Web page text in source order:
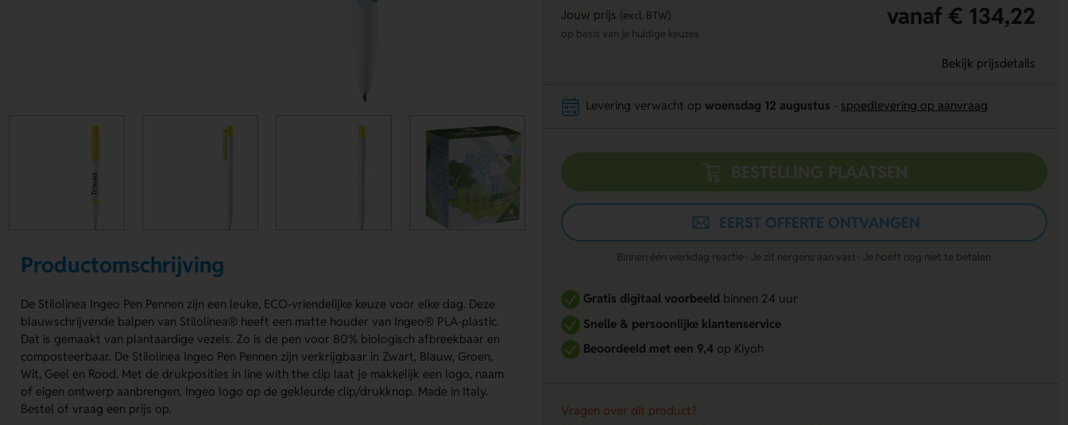
Productomschrijving
De Stilolinea Ingeo Pen Pennen zijn een leuke, ECO-vriendelijke keuze voor elke dag. Deze
blauwschrijvende balpen van Stilolinea® heeft een matte houder van Ingeo® PLA-plastic.
Dat is gemaakt van plantaardige vezels. Zo is de pen voor 80% biologisch afbreekbaar en
composteerbaar. De Stilolinea Ingeo Pen Pennen zijn verkrijgbaar in Zwart, Blauw, Groen,
Wit, Geel en Rood. Met de drukposities in line with the clip laat je makkelijk een logo, naam
of eigen ontwerp aanbrengen. Ingeo logo op de gekleurde clip/drukknop. Made in Italy.
Bestel of vraag een prijs op.
Jouw prijs (excl. BTW) vanaf € 134,22
op basis van je huidige keuzes
Bekijk prijsdetails
Levering verwacht op woensdag 12 augustus spoedlevering op aanvraag
BESTELLING PLAATSEN
EERST OFFERTE ONTVANGEN
Binnen één werkdag reactie · Je zit nergens aan vast · Je hoeft nog niet te betalen
Gratis digitaal voorbeeldbinnen 24 uur
Snelle & persoonlijke klantenservice
Beoordeeld met een 9,4op Kiyoh
Vragen over dit product?